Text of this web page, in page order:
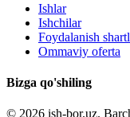
Ishlar
Ishchilar
Foydalanish
Ommaviy oferta
Bizga qo'shiling
© 2026 ish-bor.uz.